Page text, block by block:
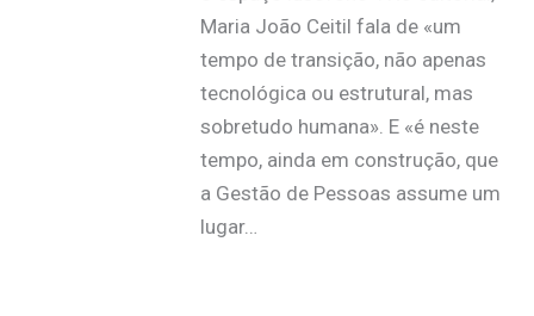
Maria João Ceitil fala de «um
tempo de transição, não apenas
tecnológica ou estrutural, mas
sobretudo humana». E «é neste
tempo, ainda em construção, que
a Gestão de Pessoas assume um
lugar…